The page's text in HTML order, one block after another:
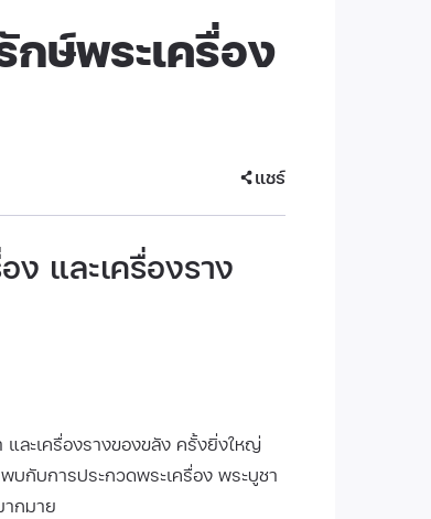
ษ์พระเครื่อง
แชร์
ง และเครื่องราง
ละเครื่องรางของขลัง ครั้งยิ่งใหญ่
บกับการประกวดพระเครื่อง พระบูชา
ากมาย